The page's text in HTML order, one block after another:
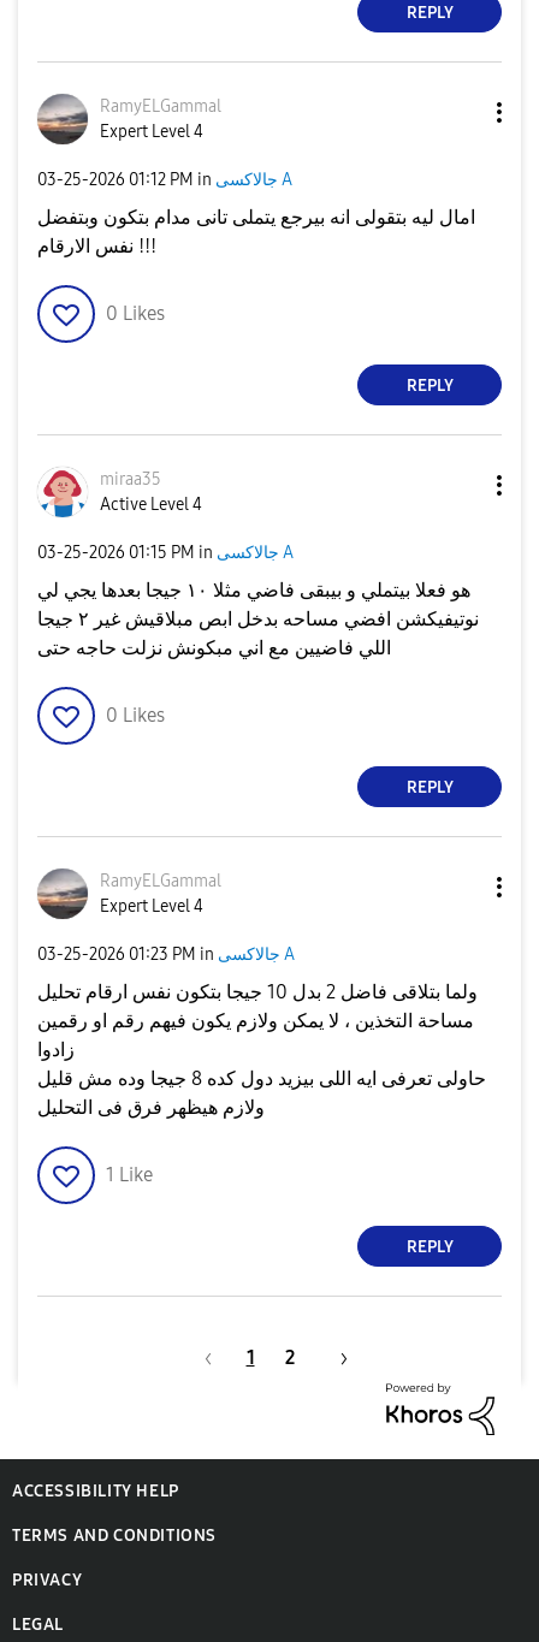
REPLY
RamyELGammal
Expert Level 4
‎03-25-2026 01:12 PM in جالاكسى A
امال ليه بتقولى انه بيرجع يتملى تانى مدام بتكون وبتفضل
نفس الارقام !!!
0 Likes
REPLY
miraa35
Active Level 4
‎03-25-2026 01:15 PM in جالاكسى A
هو فعلا بيتملي و بيبقى فاضي مثلا ١٠ جيجا بعدها يجي لي
نوتيفيكشن افضي مساحه بدخل ابص مبلاقيش غير ٢ جيجا
اللي فاضيين مع اني مبكونش نزلت حاجه حتى
0 Likes
REPLY
RamyELGammal
Expert Level 4
‎03-25-2026 01:23 PM in جالاكسى A
ولما بتلاقى فاضل 2 بدل 10 جيجا بتكون نفس ارقام تحليل
مساحة التخذين ، لا يمكن ولازم يكون فيهم رقم او رقمين
زادوا
حاولى تعرفى ايه اللى بيزيد دول كده 8 جيجا وده مش قليل
ولازم هيظهر فرق فى التحليل
1 Like
REPLY
1 2
ACCESSIBILITY HELP
TERMS AND CONDITIONS
PRIVACY
LEGAL